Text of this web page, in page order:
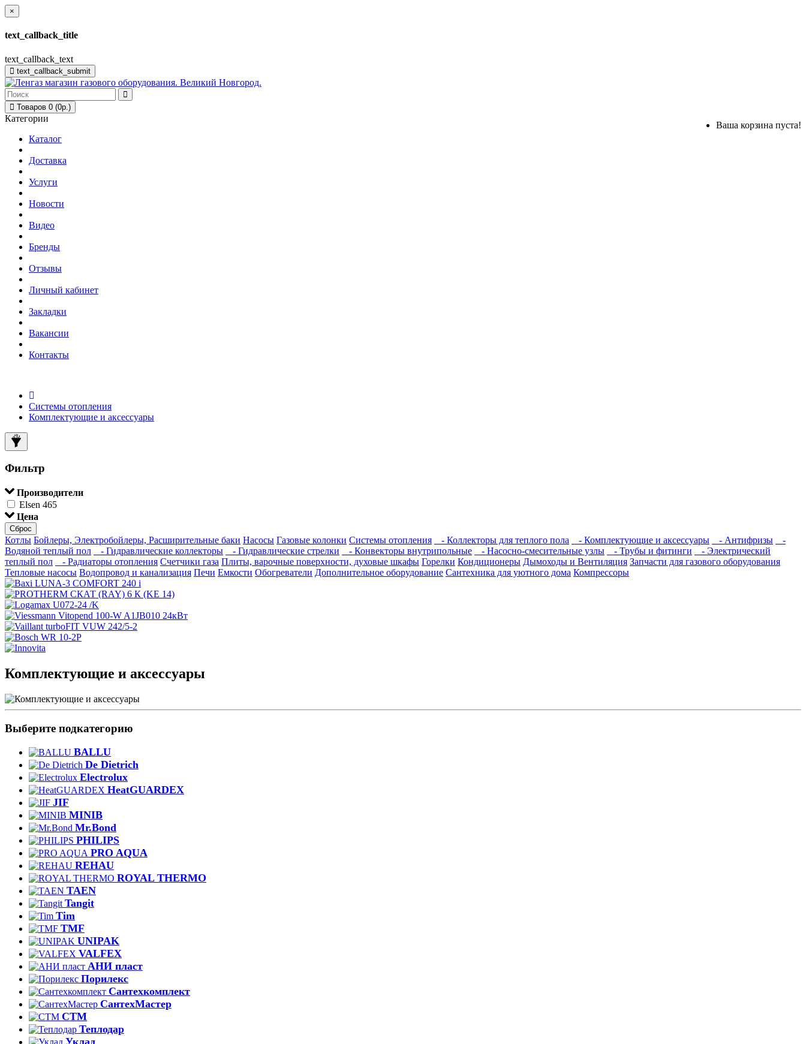
×
text_callback_title
text_callback_text
text_callback_submit
Товаров 0 (0р.)
Ваша корзина пуста!
Категории
Каталог
Доставка
Услуги
Новости
Видео
Бренды
Отзывы
Личный кабинет
Закладки
Вакансии
Контакты
Системы отопления
Комплектующие и аксессуары
Фильтр
Производители
Elsen 465
Цена
Сброс
Котлы Бойлеры, Электробойлеры, Расширительные баки Насосы Газовые колонки Системы отопления - Коллекторы для теплого пола - Комплектующие и аксессуары - Антифризы
-
Водяной теплый пол
- Гидравлические коллекторы - Гидравлические стрелки - Конвекторы внутрипольные - Насосно-смесительные узлы - Трубы и фитинги
- Электрический
теплый пол
- Радиаторы отопления Счетчики газа Плиты, варочные поверхности, духовые шкафы Горелки Кондиционеры Дымоходы и Вентиляция Запчасти для газового оборудования
Тепловые насосы Водопровод и канализация Печи Емкости Обогреватели Дополнительное оборудование Сантехника для уютного дома Компрессоры
Комплектующие и аксессуары
Выберите подкатегорию
BALLU
De Dietrich
Electrolux
HeatGUARDEX
JIF
MINIB
Mr.Bond
PHILIPS
PRO AQUA
REHAU
ROYAL THERMO
TAEN
Tangit
Tim
TMF
UNIPAK
VALFEX
АНИ пласт
Порилекс
Сантехкомплект
СантехМастер
СТМ
Теплодар